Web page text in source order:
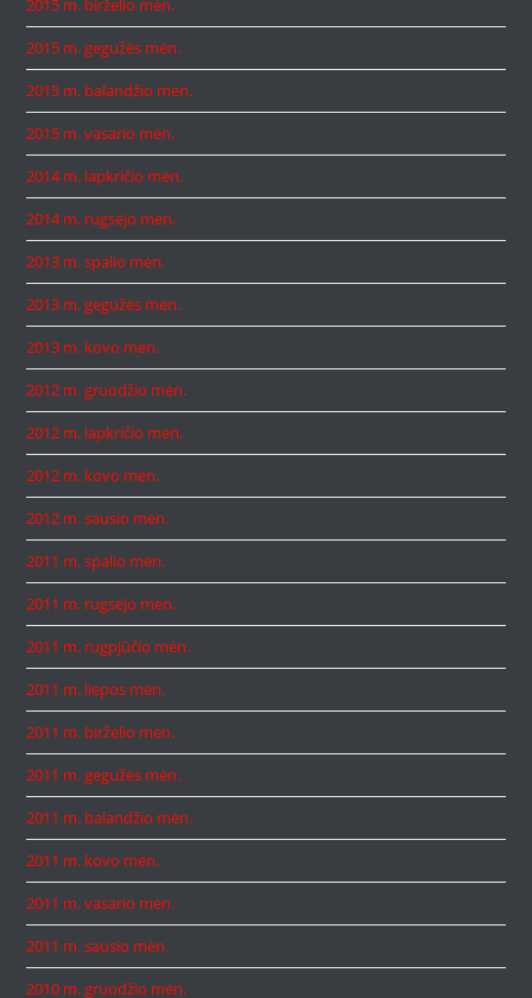
2015 m. birželio mėn.
2015 m. gegužės mėn.
2015 m. balandžio mėn.
2015 m. vasario mėn.
2014 m. lapkričio mėn.
2014 m. rugsėjo mėn.
2013 m. spalio mėn.
2013 m. gegužės mėn.
2013 m. kovo mėn.
2012 m. gruodžio mėn.
2012 m. lapkričio mėn.
2012 m. kovo mėn.
2012 m. sausio mėn.
2011 m. spalio mėn.
2011 m. rugsėjo mėn.
2011 m. rugpjūčio mėn.
2011 m. liepos mėn.
2011 m. birželio mėn.
2011 m. gegužės mėn.
2011 m. balandžio mėn.
2011 m. kovo mėn.
2011 m. vasario mėn.
2011 m. sausio mėn.
2010 m. gruodžio mėn.